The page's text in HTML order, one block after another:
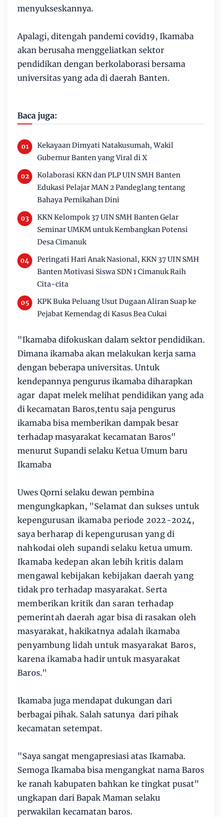
menyukseskannya.
Apalagi, ditengah pandemi covid19, Ikamaba
akan berusaha menggeliatkan sektor
pendidikan dengan berkolaborasi bersama
universitas yang ada di daerah Banten.
Baca juga:
Kekayaan Dimyati Natakusumah, Wakil
Gubernur Banten yang Viral di X
Kolaborasi KKN dan PLP UIN SMH Banten
Edukasi Pelajar MAN 2 Pandeglang tentang
Bahaya Pernikahan Dini
KKN Kelompok 37 UIN SMH Banten Gelar
Seminar UMKM untuk Kembangkan Potensi
Desa Cimanuk
Peringati Hari Anak Nasional, KKN 37 UIN SMH
Banten Motivasi Siswa SDN 1 Cimanuk Raih
Cita-cita
KPK Buka Peluang Usut Dugaan Aliran Suap ke
Pejabat Kemendag di Kasus Bea Cukai
"Ikamaba difokuskan dalam sektor pendidikan.
Dimana ikamaba akan melakukan kerja sama
dengan beberapa universitas. Untuk
kendepannya pengurus ikamaba diharapkan
agar dapat melek melihat pendidikan yang ada
di kecamatan Baros,tentu saja pengurus
ikamaba bisa memberikan dampak besar
terhadap masyarakat kecamatan Baros"
menurut Supandi selaku Ketua Umum baru
Ikamaba
Uwes Qorni selaku dewan pembina
mengungkapkan, "Selamat dan sukses untuk
kepengurusan ikamaba periode 2022-2024,
saya berharap di kepengurusan yang di
nahkodai oleh supandi selaku ketua umum.
Ikamaba kedepan akan lebih kritis dalam
mengawal kebijakan kebijakan daerah yang
tidak pro terhadap masyarakat. Serta
memberikan kritik dan saran terhadap
pemerintah daerah agar bisa di rasakan oleh
masyarakat, hakikatnya adalah ikamaba
penyambung lidah untuk masyarakat Baros,
karena ikamaba hadir untuk masyarakat
Baros."
Ikamaba juga mendapat dukungan dari
berbagai pihak. Salah satunya dari pihak
kecamatan setempat.
"Saya sangat mengapresiasi atas Ikamaba.
Semoga Ikamaba bisa mengangkat nama Baros
ke ranah kabupaten bahkan ke tingkat pusat"
ungkapan dari Bapak Maman selaku
perwakilan kecamatan baros.